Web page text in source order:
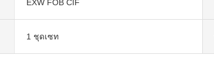
EXW FOB CIF
1 ชุดเซท